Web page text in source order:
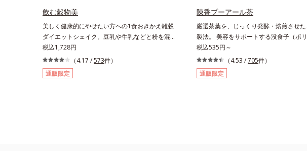
飲む穀物美
美しく健康的にやせたい方への1食おきかえ雑穀
ダイエットシェイク。豆乳や牛乳などと粉を混ぜ
るだけで簡単、1食おきかえ雑穀ダイエットシェ
イクです。サクサクッと噛める食感豊かな大豆フ
レークが、噛むことで食欲を満たしてくれます。
さらに腹もちが良い食物繊維のグルコマンナンが
税込1,728円
（4.17 /573件）
通販限定
陳香プーアール茶
厳選茶葉を、じっくり発酵・焙煎させた
製法。 美容をサポートする没食子（ポ
ール）配合で、 本格的な味と美容ケアが
ます。。胃腸にやさしい0kcalの、ダイエ
にうれしいプ―アール茶です。ホットで
でも美味しくいただけます。■陳香プ―ア
税込535円～
（4.53 /705件）
通販限定